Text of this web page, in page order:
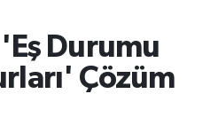
Durumu
Çözüm
Haritası
ve Fikstür